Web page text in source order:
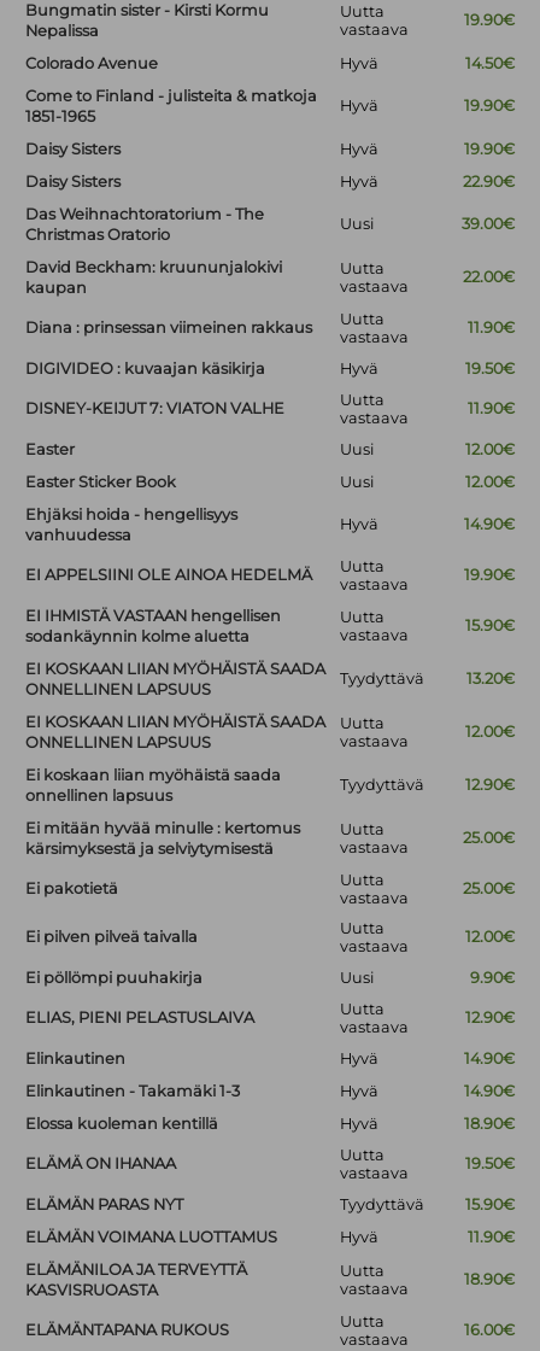
Bungmatin sister - Kirsti Kormu
Nepalissa
Uutta
vastaava
19.90€
Colorado Avenue Hyvä
14.50€
Come to Finland - julisteita & matkoja
1851-1965
Hyvä 19.90€
Daisy Sisters Hyvä
19.90€
Daisy Sisters
Hyvä
22.90€
Das Weihnachtoratorium - The
Christmas Oratorio
Uusi 39.00€
David Beckham: kruununjalokivi
kaupan
Uutta
vastaava
22.00€
Diana : prinsessan viimeinen rakkaus
Uutta
vastaava
11.90€
DIGIVIDEO : kuvaajan käsikirja Hyvä 19.50€
DISNEY-KEIJUT 7: VIATON VALHE
Uutta
vastaava
11.90€
Easter Uusi
12.00€
Easter Sticker Book
Uusi
12.00€
Ehjäksi hoida - hengellisyys
vanhuudessa
Hyvä 14.90€
EI APPELSIINI OLE AINOA HEDELMÄ
Uutta
vastaava
19.90€
EI IHMISTÄ VASTAAN hengellisen
sodankäynnin kolme aluetta
Uutta
vastaava
15.90€
EI KOSKAAN LIIAN MYÖHÄISTÄ SAADA
ONNELLINEN LAPSUUS
Tyydyttävä 13.20€
EI KOSKAAN LIIAN MYÖHÄISTÄ SAADA
ONNELLINEN LAPSUUS
Uutta
vastaava
12.00€
Ei koskaan liian myöhäistä saada
onnellinen lapsuus
Tyydyttävä 12.90€
Ei mitään hyvää minulle : kertomus
kärsimyksestä ja selviytymisestä
Uutta
vastaava
25.00€
Ei pakotietä
Uutta
vastaava
25.00€
Ei pilven pilveä taivalla
Uutta
vastaava
12.00€
Ei pöllömpi puuhakirja Uusi 9.90€
ELIAS, PIENI PELASTUSLAIVA
Uutta
vastaava
12.90€
Elinkautinen Hyvä
14.90€
Elinkautinen - Takamäki 1-3
Hyvä
14.90€
Elossa kuoleman kentillä
Hyvä 18.90€
ELÄMÄ ON IHANAA
Uutta
vastaava
19.50€
ELÄMÄN PARAS NYT Tyydyttävä
15.90€
ELÄMÄN VOIMANA LUOTTAMUS
Hyvä
11.90€
ELÄMÄNILOA JA TERVEYTTÄ
KASVISRUOASTA
Uutta
vastaava
18.90€
ELÄMÄNTAPANA RUKOUS
Uutta
vastaava
16.00€